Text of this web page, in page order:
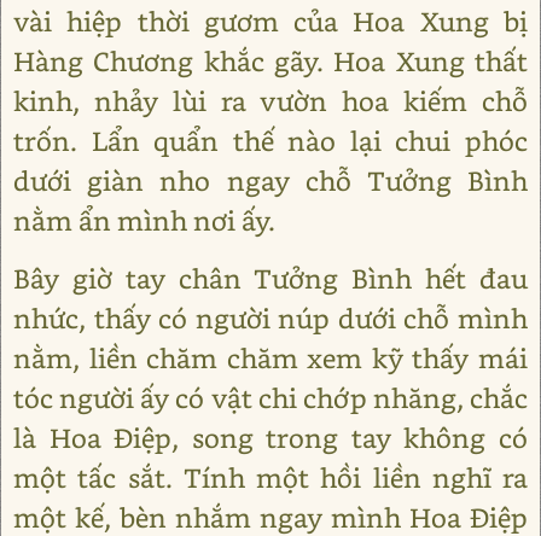
vài hiệp thời gươm của Hoa Xung bị
Hàng Chương khắc gãy. Hoa Xung thất
kinh, nhảy lùi ra vườn hoa kiếm chỗ
trốn. Lẩn quẩn thế nào lại chui phóc
dưới giàn nho ngay chỗ Tưởng Bình
nằm ẩn mình nơi ấy.
Bây giờ tay chân Tưởng Bình hết đau
nhức, thấy có người núp dưới chỗ mình
nằm, liền chăm chăm xem kỹ thấy mái
tóc người ấy có vật chi chớp nhăng, chắc
là Hoa Điệp, song trong tay không có
một tấc sắt. Tính một hồi liền nghĩ ra
một kế, bèn nhắm ngay mình Hoa Điệp